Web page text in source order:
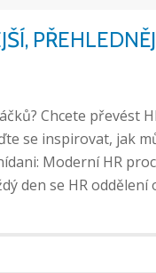
Chcete převést
se inspirovat, jak
Moderní HR
den se HR oddělení